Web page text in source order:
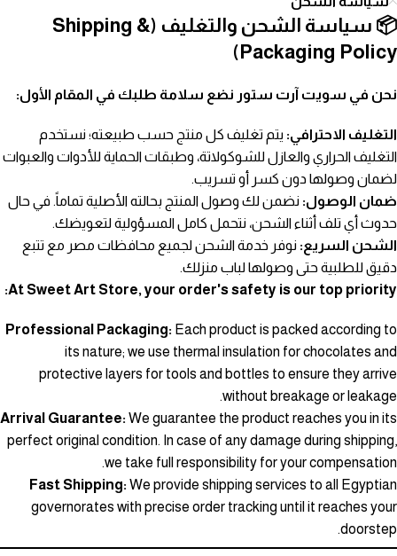
📦 سياسة الشحن والتغليف (Shipping &
Packaging Policy)
نحن في سويت آرت ستور نضع سلامة طلبك في المقام الأول:
التغليف الاحترافي: يتم تغليف كل منتج حسب طبيعته؛ نستخدم
التغليف الحراري والعازل للشوكولاتة، وطبقات الحماية للأدوات والعبوات
لضمان وصولها دون كسر أو تسريب.
ضمان الوصول: نضمن لك وصول المنتج بحالته الأصلية تماماً. في حال
حدوث أي تلف أثناء الشحن، نتحمل كامل المسؤولية لتعويضك.
الشحن السريع: نوفر خدمة الشحن لجميع محافظات مصر مع تتبع
دقيق للطلبية حتى وصولها لباب منزلك.
At Sweet Art Store, your order's safety is our top priority:
Professional Packaging: Each product is packed according to
its nature; we use thermal insulation for chocolates and
protective layers for tools and bottles to ensure they arrive
without breakage or leakage.
Arrival Guarantee: We guarantee the product reaches you in its
perfect original condition. In case of any damage during shipping,
we take full responsibility for your compensation.
Fast Shipping: We provide shipping services to all Egyptian
governorates with precise order tracking until it reaches your
doorstep.